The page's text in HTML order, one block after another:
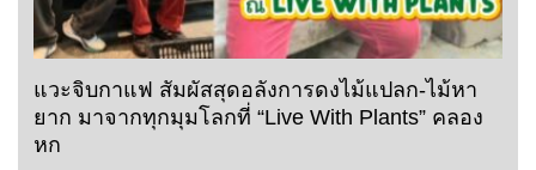
แวะจิบกาแฟ สัมผัสสุดอลังการดงไม้แปลก-ไม้หา
ยาก มาจากทุกมุมโลกที่ “Live With Plants” คลอง
หก